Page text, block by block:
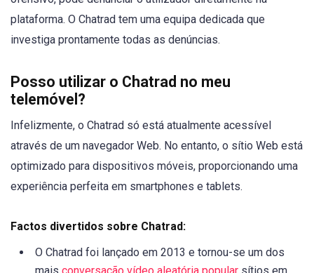
plataforma. O Chatrad tem uma equipa dedicada que
investiga prontamente todas as denúncias.
Posso utilizar o Chatrad no meu
telemóvel?
Infelizmente, o Chatrad só está atualmente acessível
através de um navegador Web. No entanto, o sítio Web está
optimizado para dispositivos móveis, proporcionando uma
experiência perfeita em smartphones e tablets.
Factos divertidos sobre Chatrad:
O Chatrad foi lançado em 2013 e tornou-se um dos